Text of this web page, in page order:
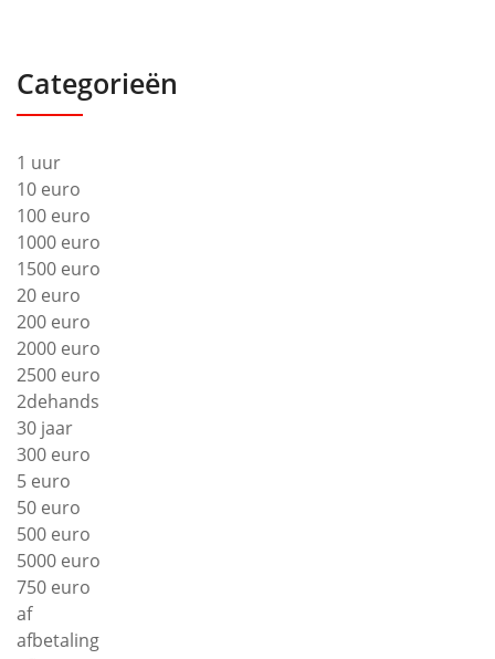
Categorieën
1 uur
10 euro
100 euro
1000 euro
1500 euro
20 euro
200 euro
2000 euro
2500 euro
2dehands
30 jaar
300 euro
5 euro
50 euro
500 euro
5000 euro
750 euro
af
afbetaling